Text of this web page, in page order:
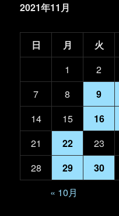
2021年11月
日 月 火
1
2
7
8 9
14
15 16
21
22 23
28
29
30
« 10月